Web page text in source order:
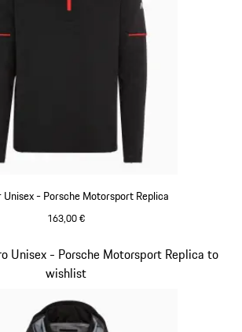
Unisex - Porsche Motorsport Replica
163,00 €
Unisex - Porsche Motorsport Replica to
wishlist